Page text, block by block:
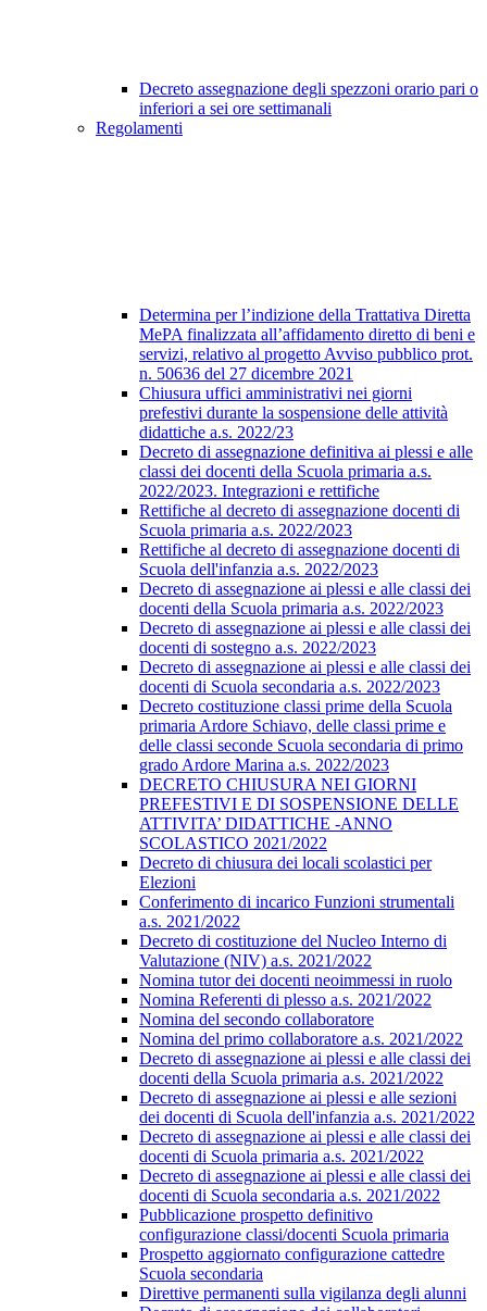
Decreto assegnazione degli spezzoni orario pari o
inferiori a sei ore settimanali
Regolamenti
Determina per l’indizione della Trattativa Diretta
MePA finalizzata all’affidamento diretto di beni e
servizi, relativo al progetto Avviso pubblico prot.
n. 50636 del 27 dicembre 2021
Chiusura uffici amministrativi nei giorni
prefestivi durante la sospensione delle attività
didattiche a.s. 2022/23
Decreto di assegnazione definitiva ai plessi e alle
classi dei docenti della Scuola primaria a.s.
2022/2023. Integrazioni e rettifiche
Rettifiche al decreto di assegnazione docenti di
Scuola primaria a.s. 2022/2023
Rettifiche al decreto di assegnazione docenti di
Scuola dell'infanzia a.s. 2022/2023
Decreto di assegnazione ai plessi e alle classi dei
docenti della Scuola primaria a.s. 2022/2023
Decreto di assegnazione ai plessi e alle classi dei
docenti di sostegno a.s. 2022/2023
Decreto di assegnazione ai plessi e alle classi dei
docenti di Scuola secondaria a.s. 2022/2023
Decreto costituzione classi prime della Scuola
primaria Ardore Schiavo, delle classi prime e
delle classi seconde Scuola secondaria di primo
grado Ardore Marina a.s. 2022/2023
DECRETO CHIUSURA NEI GIORNI
PREFESTIVI E DI SOSPENSIONE DELLE
ATTIVITA’ DIDATTICHE -ANNO
SCOLASTICO 2021/2022
Decreto di chiusura dei locali scolastici per
Elezioni
Conferimento di incarico Funzioni strumentali
a.s. 2021/2022
Decreto di costituzione del Nucleo Interno di
Valutazione (NIV) a.s. 2021/2022
Nomina tutor dei docenti neoimmessi in ruolo
Nomina Referenti di plesso a.s. 2021/2022
Nomina del secondo collaboratore
Nomina del primo collaboratore a.s. 2021/2022
Decreto di assegnazione ai plessi e alle classi dei
docenti della Scuola primaria a.s. 2021/2022
Decreto di assegnazione ai plessi e alle sezioni
dei docenti di Scuola dell'infanzia a.s. 2021/2022
Decreto di assegnazione ai plessi e alle classi dei
docenti di Scuola primaria a.s. 2021/2022
Decreto di assegnazione ai plessi e alle classi dei
docenti di Scuola secondaria a.s. 2021/2022
Pubblicazione prospetto definitivo
configurazione classi/docenti Scuola primaria
Prospetto aggiornato configurazione cattedre
Scuola secondaria
Direttive permanenti sulla vigilanza degli alunni